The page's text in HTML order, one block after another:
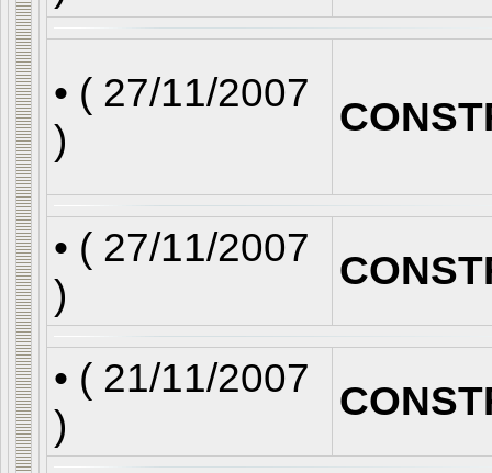
• ( 27/11/2007
)
• ( 27/11/2007
)
• ( 21/11/2007
)